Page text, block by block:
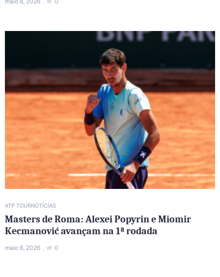
ATP TOURNOTÍCIAS
Masters de Roma: Alexei Popyrin e Miomir
Kecmanović avançam na 1ª rodada
maio 8, 2026 0